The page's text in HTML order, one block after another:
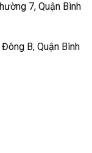
7, Quận Bình
B, Quận Bình